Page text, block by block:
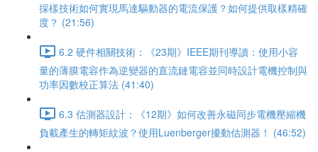
採樣技術如何實現馬達驅動器的電流保護？如何提供取樣精確
度？ (21:56)
6.2 硬件相關技術：《23期》IEEE期刊導讀：使用小容
量的薄膜電容作為逆變器的直流鏈電容並同時設計電機控制與
功率因數校正算法 (41:40)
6.3 估測器設計：《12期》如何改善永磁同步電機壓縮機
負載產生的轉矩紋波？使用Luenberger擾動估測器！ (46:52)